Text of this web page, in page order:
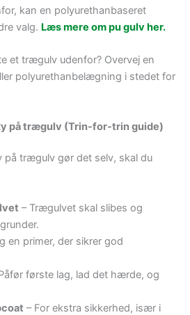
kan en polyurethanbaseret
valg. Læs mere om pu gulv her.
et trægulv udenfor? Overvej en
polyurethanbelægning i stedet for
på trægulv (Trin-for-trin guide)
på trægulv gør det selv, skal du
– Trægulvet skal slibes og
en primer, der sikrer god
første lag, lad det hærde, og
– For ekstra sikkerhed, især i